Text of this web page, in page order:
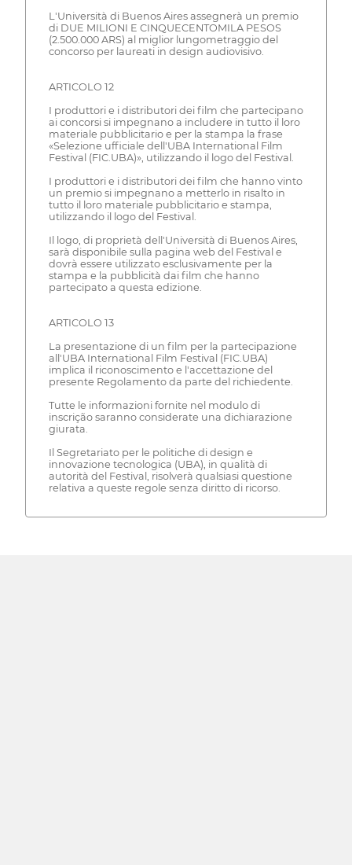
L'Università di Buenos Aires assegnerà un premio
di DUE MILIONI E CINQUECENTOMILA PESOS
(2.500.000 ARS) al miglior lungometraggio del
concorso per laureati in design audiovisivo.
ARTICOLO 12
I produttori e i distributori dei film che partecipano
ai concorsi si impegnano a includere in tutto il loro
materiale pubblicitario e per la stampa la frase
«Selezione ufficiale dell'UBA International Film
Festival (FIC.UBA)», utilizzando il logo del Festival.
I produttori e i distributori dei film che hanno vinto
un premio si impegnano a metterlo in risalto in
tutto il loro materiale pubblicitario e stampa,
utilizzando il logo del Festival.
Il logo, di proprietà dell'Università di Buenos Aires,
sarà disponibile sulla pagina web del Festival e
dovrà essere utilizzato esclusivamente per la
stampa e la pubblicità dai film che hanno
partecipato a questa edizione.
ARTICOLO 13
La presentazione di un film per la partecipazione
all'UBA International Film Festival (FIC.UBA)
implica il riconoscimento e l'accettazione del
presente Regolamento da parte del richiedente.
Tutte le informazioni fornite nel modulo di
inscrição saranno considerate una dichiarazione
giurata.
Il Segretariato per le politiche di design e
innovazione tecnologica (UBA), in qualità di
autorità del Festival, risolverà qualsiasi questione
relativa a queste regole senza diritto di ricorso.